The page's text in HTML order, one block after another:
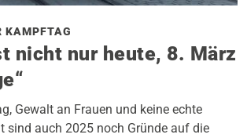
KAMPFTAG
nicht nur heute, 8. März
Gewalt an Frauen und keine echte
sind auch 2025 noch Gründe auf die